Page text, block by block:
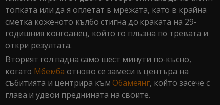
топката или да я оплетат в мрежата, като в крайна
сметка коженото кълбо стигна до краката на 29-
годишния конгоанец, който го плъзна по тревата и
откри резултата.
Вторият гол падна само шест минути по-късно,
когато Мбемба отново се замеси в центъра на
събитията и центрира към Обамеянг, който засече с
глава и удвои преднината на своите.